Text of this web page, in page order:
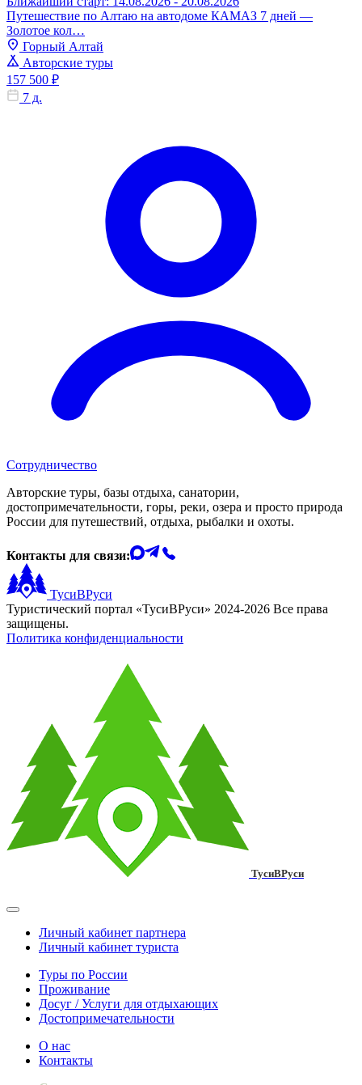
Путешествие по Алтаю на автодоме КАМАЗ 7 дней —
Золотое кол…
Горный Алтай
Авторские туры
157 500 ₽
7 д.
Сотрудничество
Авторские туры, базы отдыха, санатории,
достопримечательности, горы, реки, озера и просто природа
России для путешествий, отдыха, рыбалки и охоты.
Контакты для связи:
ТусиВРуси
Туристический портал «ТусиВРуси» 2024-2026 Все права
защищены.
Политика конфиденциальности
ТусиВРуси
Личный кабинет партнера
Личный кабинет туриста
Туры по России
Проживание
Досуг / Услуги для отдыхающих
Достопримечательности
О нас
Контакты